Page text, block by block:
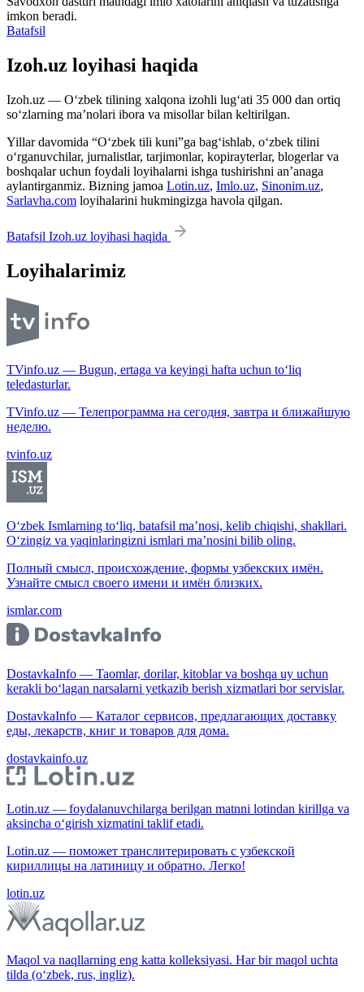
imkon beradi.
Batafsil
Izoh.uz loyihasi haqida
Izoh.uz — O‘zbek tilining xalqona izohli lug‘ati 35 000 dan ortiq
so‘zlarning ma’nolari ibora va misollar bilan keltirilgan.
Yillar davomida “O‘zbek tili kuni”ga bag‘ishlab, o‘zbek tilini
o‘rganuvchilar, jurnalistlar, tarjimonlar, kopirayterlar, blogerlar va
boshqalar uchun foydali loyihalarni ishga tushirishni an’anaga
aylantirganmiz. Bizning jamoa Lotin.uz, Imlo.uz, Sinonim.uz,
Sarlavha.com loyihalarini hukmingizga havola qilgan.
Batafsil Izoh.uz loyihasi haqida
Loyihalarimiz
TVinfo.uz — Bugun, ertaga va keyingi hafta uchun to‘liq
teledasturlar.
TVinfo.uz — Телепрограмма на сегодня, завтра и ближайшую
неделю.
tvinfo.uz
O‘zbek Ismlarning to‘liq, batafsil ma’nosi, kelib chiqishi, shakllari.
O‘zingiz va yaqinlaringizni ismlari ma’nosini bilib oling.
Полный смысл, происхождение, формы узбекских имён.
Узнайте смысл своего имени и имён близких.
ismlar.com
DostavkaInfo — Taomlar, dorilar, kitoblar va boshqa uy uchun
kerakli bo‘lagan narsalarni yetkazib berish xizmatlari bor servislar.
DostavkaInfo — Каталог сервисов, предлагающих доставку
еды, лекарств, книг и товаров для дома.
dostavkainfo.uz
Lotin.uz — foydalanuvchilarga berilgan matnni lotindan kirillga va
aksincha o‘girish xizmatini taklif etadi.
Lotin.uz — поможет транслитерировать с узбекской
кириллицы на латиницу и обратно. Легко!
lotin.uz
Maqol va naqllarning eng katta kolleksiyasi. Har bir maqol uchta
tilda (o‘zbek, rus, ingliz).